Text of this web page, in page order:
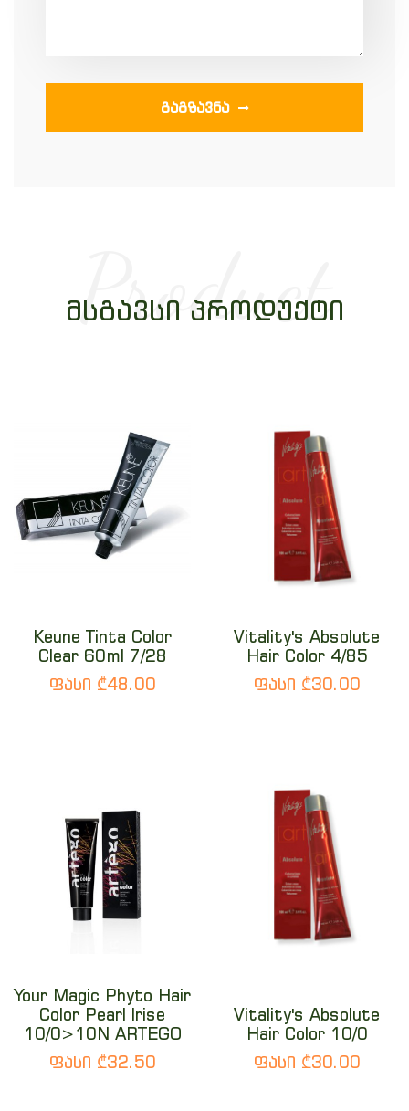
ᲒᲐᲒᲖᲐᲕᲜᲐ
Product
ᲛᲡᲒᲐᲕᲡᲘ ᲞᲠᲝᲓᲣᲥᲢᲘ
Keune Tinta Color
Clear 60ml 7/28
ფასი ₾48.00
Vitality's Absolute
Hair Color 4/85
ფასი ₾30.00
Your Magic Phyto Hair
Color Pearl Irise
10/0>10N ARTEGO
ფასი ₾32.50
Vitality's Absolute
Hair Color 10/0
ფასი ₾30.00